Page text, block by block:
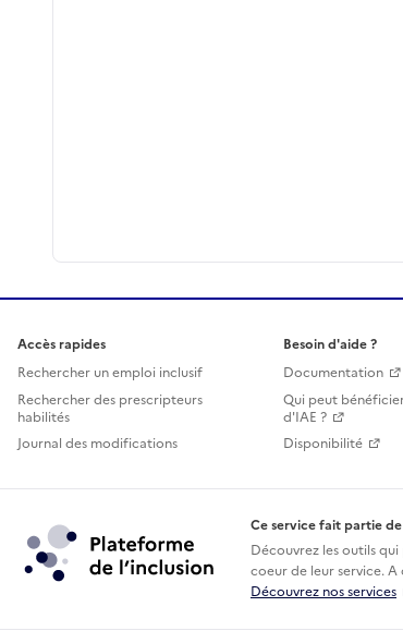
Accès rapides
Rechercher un emploi inclusif
Rechercher des prescripteurs
habilités
Journal des modifications
Besoin d'aide ?
Documentation
Qui peut
d'IAE ?
Disponibilité
Ce service fait partie
Découvrez les outils
coeur de leur service.
Découvrez nos services